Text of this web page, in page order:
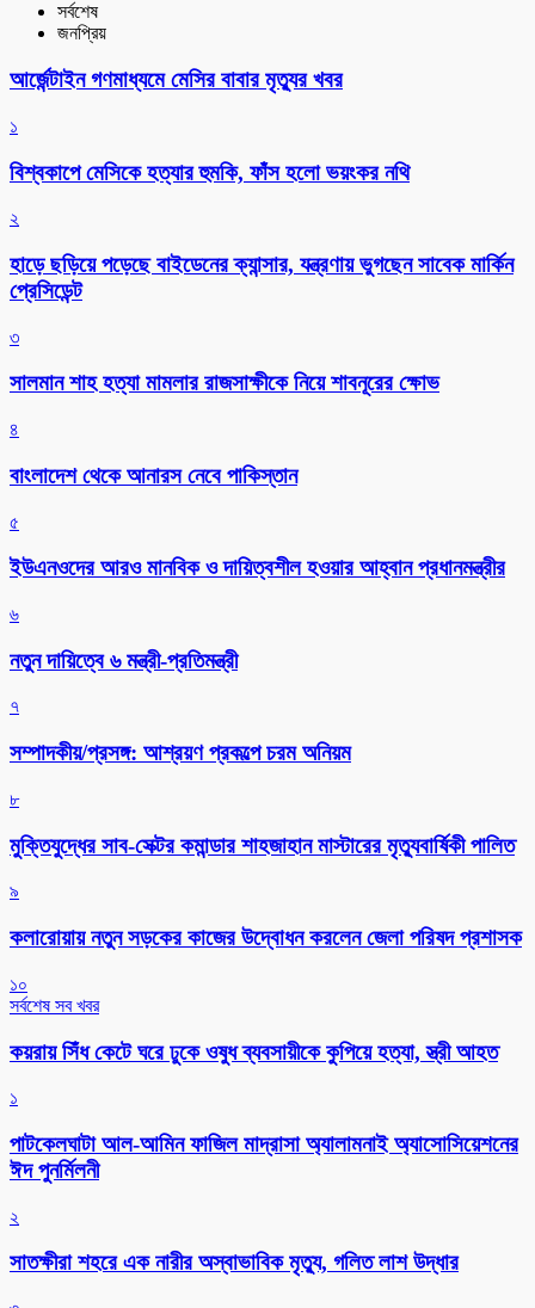
সর্বশেষ
জনপ্রিয়
আর্জেন্টাইন গণমাধ্যমে মেসির বাবার মৃত্যুর খবর
১
বিশ্বকাপে মেসিকে হত্যার হুমকি, ফাঁস হলো ভয়ংকর নথি
২
হাড়ে ছড়িয়ে পড়েছে বাইডেনের ক্যান্সার, যন্ত্রণায় ভুগছেন সাবেক মার্কিন
প্রেসিডেন্ট
৩
সালমান শাহ হত্যা মামলার রাজসাক্ষীকে নিয়ে শাবনূরের ক্ষোভ
৪
বাংলাদেশ থেকে আনারস নেবে পাকিস্তান
৫
ইউএনওদের আরও মানবিক ও দায়িত্বশীল হওয়ার আহ্বান প্রধানমন্ত্রীর
৬
নতুন দায়িত্বে ৬ মন্ত্রী-প্রতিমন্ত্রী
৭
সম্পাদকীয়/প্রসঙ্গ: আশ্রয়ণ প্রকল্পে চরম অনিয়ম
৮
মুক্তিযুদ্ধের সাব-সেক্টর কমান্ডার শাহজাহান মাস্টারের মৃত্যুবার্ষিকী পালিত
৯
কলারোয়ায় নতুন সড়কের কাজের উদ্বোধন করলেন জেলা পরিষদ প্রশাসক
১০
সর্বশেষ সব খবর
কয়রায় সিঁধ কেটে ঘরে ঢুকে ওষুধ ব্যবসায়ীকে কুপিয়ে হত্যা, স্ত্রী আহত
১
পাটকেলঘাটা আল-আমিন ফাজিল মাদ্রাসা অ্যালামনাই অ্যাসোসিয়েশনের
ঈদ পুনর্মিলনী
২
সাতক্ষীরা শহরে এক নারীর অস্বাভাবিক মৃত্যু, গলিত লাশ উদ্ধার